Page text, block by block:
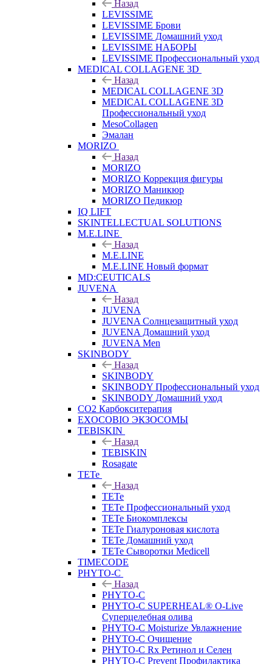
Назад
LEVISSIME
LEVISSIME Брови
LEVISSIME Домашний уход
LEVISSIME НАБОРЫ
LEVISSIME Профессиональный уход
MEDICAL COLLAGENE 3D
Назад
MEDICAL COLLAGENE 3D
MEDICAL COLLAGENE 3D
Профессиональный уход
MesoCollagen
Эмалан
MORIZO
Назад
MORIZO
MORIZO Коррекция фигуры
MORIZO Маникюр
MORIZO Педикюр
IQ LIFT
SKINTELLECTUAL SOLUTIONS
M.E.LINE
Назад
M.E.LINE
M.E.LINE Новый формат
MD:CEUTICALS
JUVENA
Назад
JUVENA
JUVENA Солнцезащитный уход
JUVENA Домашний уход
JUVENA Men
SKINBODY
Назад
SKINBODY
SKINBODY Профессиональный уход
SKINBODY Домашний уход
CO2 Карбокситерапия
EXOCOBIO ЭКЗОСОМЫ
TEBISKIN
Назад
TEBISKIN
Rosagate
TETe
Назад
TETe
TETe Профессиональный уход
TETe Биокомплексы
TETe Гиалуроновая кислота
TETe Домашний уход
TETe Сыворотки Medicell
TIMECODE
PHYTO-C
Назад
PHYTO-C
PHYTO-C SUPERHEAL® O-Live
Суперцелебная олива
PHYTO-C Moisturize Увлажнение
PHYTO-C Очищение
PHYTO-C Rx Ретинол и Селен
PHYTO-C Prevent Профилактика